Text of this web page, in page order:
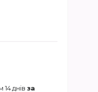
днів за